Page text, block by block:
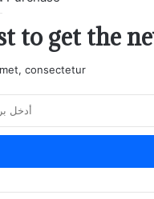
to get the
consectetur.